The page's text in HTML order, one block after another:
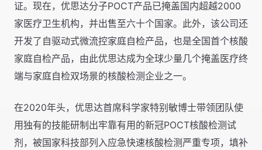
证。现在，优思达分子POCT产品已掩盖国内超越2000
家医疗卫生机构，并出售至六十个国家。此外，该公司还
开发了自驱动式微流控家庭自检产品，也是全国首个核酸
家庭自检产品，由此优思达成为全球少量几个掩盖医疗终
端与家庭自检双场景的核酸检测企业之一。
在2020年头，优思达首席科学家特别敏博士带领团队使
用独有的技能研制出牢靠有用的新冠POCT核酸检测试
剂，被国家科技部列入应急快速核酸检测严重专项，填补